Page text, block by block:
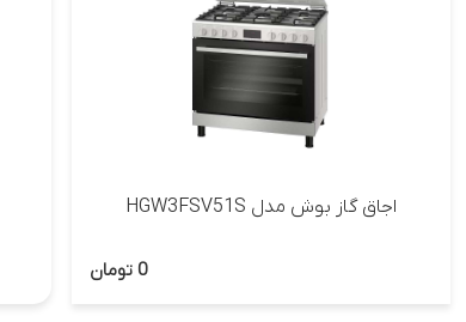
اجاق گاز بوش مدل HGW3FSV51S
0 تومان